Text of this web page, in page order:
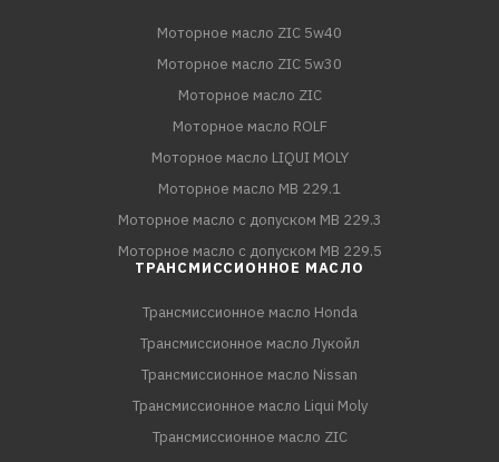
Моторное масло ZIC 5w40
Моторное масло ZIC 5w30
Моторное масло ZIC
Моторное масло ROLF
Моторное масло LIQUI MOLY
Моторное масло MB 229.1
Моторное масло с допуском MB 229.3
Моторное масло с допуском MB 229.5
ТРАНСМИССИОННОЕ МАСЛО
Трансмиссионное масло Honda
Трансмиссионное масло Лукойл
Трансмиссионное масло Nissan
Трансмиссионное масло Liqui Moly
Трансмиссионное масло ZIC